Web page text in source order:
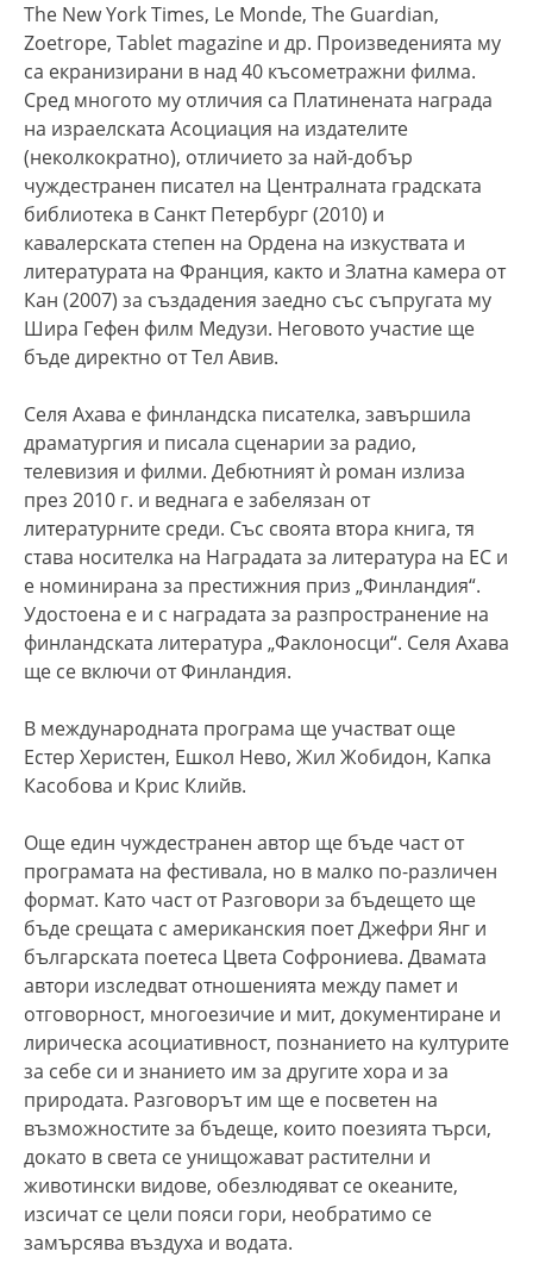
The New York Times, Le Monde, The Guardian,
Zoetrope, Tablet magazine и др. Произведенията му
са екранизирани в над 40 късометражни филма.
Сред многото му отличия са Платинената награда
на израелската Асоциация на издателите
(неколкократно), отличието за най-добър
чуждестранен писател на Централната градската
библиотека в Санкт Петербург (2010) и
кавалерската степен на Ордена на изкуствата и
литературата на Франция, както и Златна камера от
Кан (2007) за създадения заедно със съпругата му
Шира Гефен филм Медузи. Неговото участие ще
бъде директно от Тел Авив.
Селя Ахава е финландска писателка, завършила
драматургия и писала сценарии за радио,
телевизия и филми. Дебютният ѝ роман излиза
през 2010 г. и веднага е забелязан от
литературните среди. Със своята втора книга, тя
става носителка на Наградата за литература на ЕС и
е номинирана за престижния приз „Финландия“.
Удостоена е и с наградата за разпространение на
финландската литература „Факлоносци“. Селя Ахава
ще се включи от Финландия.
В международната програма ще участват още
Естер Херистен, Ешкол Нево, Жил Жобидон, Капка
Касобова и Крис Клийв.
Още един чуждестранен автор ще бъде част от
програмата на фестивала, но в малко по-различен
формат. Като част от Разговори за бъдещето ще
бъде срещата с американския поет Джефри Янг и
българската поетеса Цвета Софрониева. Двамата
автори изследват отношенията между памет и
отговорност, многоезичие и мит, документиране и
лирическа асоциативност, познанието на културите
за себе си и знанието им за другите хора и за
природата. Разговорът им ще е посветен на
възможностите за бъдеще, които поезията търси,
докато в света се унищожават растителни и
животински видове, обезлюдяват се океаните,
изсичат се цели пояси гори, необратимо се
замърсява въздуха и водата.